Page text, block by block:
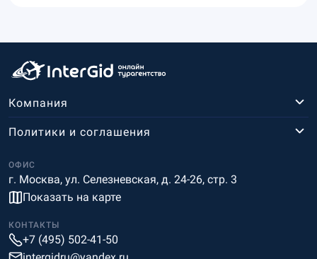
Компания
ОФИС
г. Москва, ул. Селезневская, д. 24-26, стр. 3
Показать на карте
Политики и соглашения
КОНТАКТЫ
+7 (495) 502-41-50